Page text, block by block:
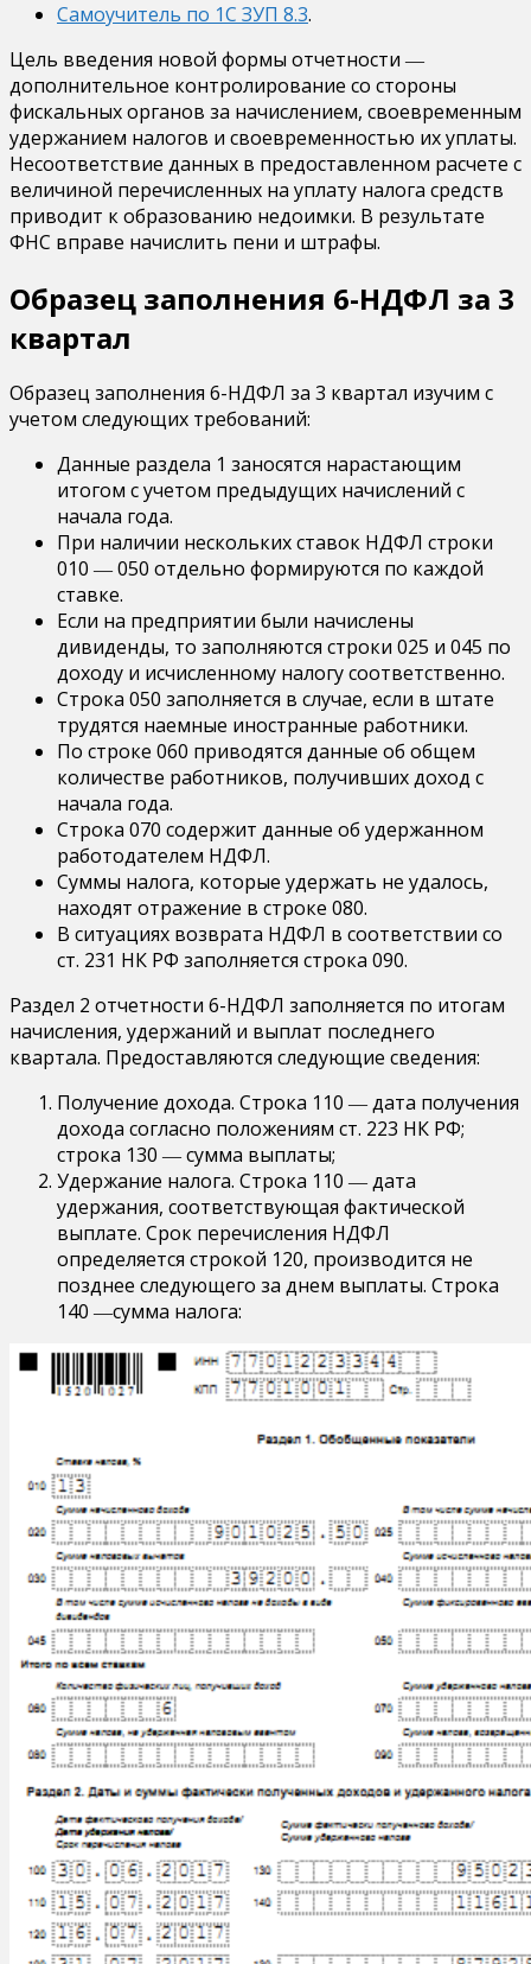
Самоучитель по 1С ЗУП 8.3.
Цель введения новой формы отчетности ―
дополнительное контролирование со стороны
фискальных органов за начислением, своевременным
удержанием налогов и своевременностью их уплаты.
Несоответствие данных в предоставленном расчете с
величиной перечисленных на уплату налога средств
приводит к образованию недоимки. В результате
ФНС вправе начислить пени и штрафы.
Образец заполнения 6-НДФЛ за 3
квартал
Образец заполнения 6-НДФЛ за 3 квартал изучим с
учетом следующих требований:
Данные раздела 1 заносятся нарастающим
итогом с учетом предыдущих начислений с
начала года.
При наличии нескольких ставок НДФЛ строки
010 ― 050 отдельно формируются по каждой
ставке.
Если на предприятии были начислены
дивиденды, то заполняются строки 025 и 045 по
доходу и исчисленному налогу соответственно.
Строка 050 заполняется в случае, если в штате
трудятся наемные иностранные работники.
По строке 060 приводятся данные об общем
количестве работников, получивших доход с
начала года.
Строка 070 содержит данные об удержанном
работодателем НДФЛ.
Суммы налога, которые удержать не удалось,
находят отражение в строке 080.
В ситуациях возврата НДФЛ в соответствии со
ст. 231 НК РФ заполняется строка 090.
Раздел 2 отчетности 6-НДФЛ заполняется по итогам
начисления, удержаний и выплат последнего
квартала. Предоставляются следующие сведения:
Получение дохода. Строка 110 ― дата получения
дохода согласно положениям ст. 223 НК РФ;
строка 130 ― сумма выплаты;
Удержание налога. Строка 110 ― дата
удержания, соответствующая фактической
выплате. Срок перечисления НДФЛ
определяется строкой 120, производится не
позднее следующего за днем выплаты. Строка
140 ―сумма налога: